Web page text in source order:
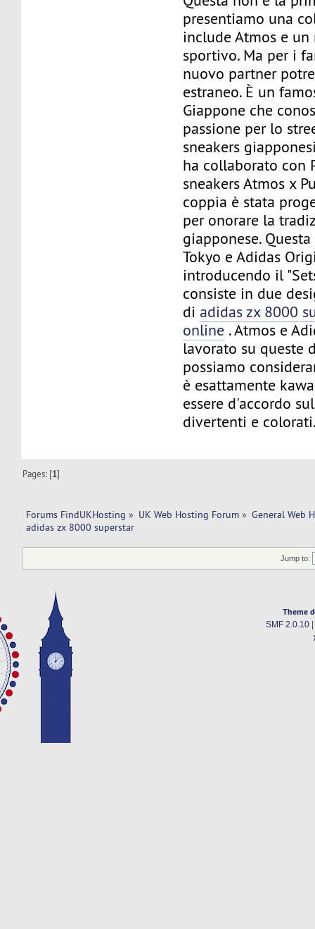
presentiamo una
include Atmos e
sportivo. Ma per i
nuovo partner
estraneo. È un
Giappone che
passione per lo
sneakers
ha collaborato con
sneakers Atmos x
coppia è stata
per onorare la
giapponese.
Tokyo e Adidas
introducendo il
consiste in due
di adidas zx 8000
online . Atmos e
lavorato su queste
possiamo
è esattamente
essere d'accordo
divertenti e
Pages: [1]
Forums FindUKHosting » UK Web Hosting Forum » General Web
adidas zx 8000 superstar
Jump to:
Theme
SMF 2.0.10|